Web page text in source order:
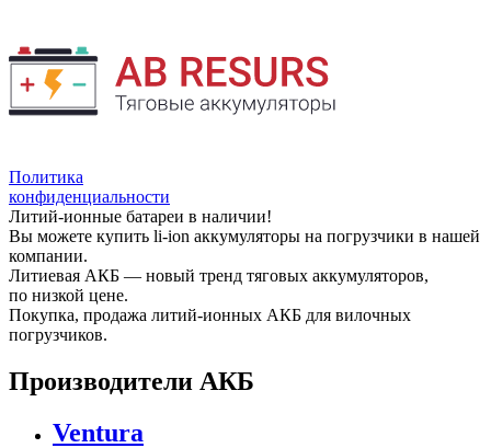
Политика
конфиденциальности
Литий-ионные батареи в наличии!
Вы можете купить li-ion аккумуляторы на погрузчики в нашей
компании.
Литиевая АКБ — новый тренд тяговых аккумуляторов,
по низкой цене.
Покупка, продажа литий-ионных АКБ для вилочных
погрузчиков.
Производители АКБ
Ventura